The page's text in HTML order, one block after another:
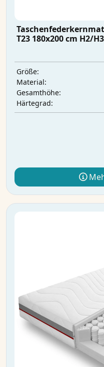
T23 180x200 cm H2/H3
Größe:
Material:
Gesamthöhe:
Härtegrad: